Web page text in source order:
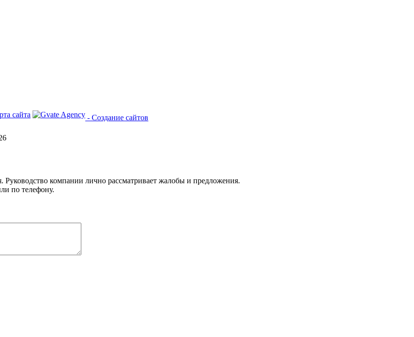
сайта - Создание сайтов
компании лично рассматривает жалобы и предложения.
по телефону.